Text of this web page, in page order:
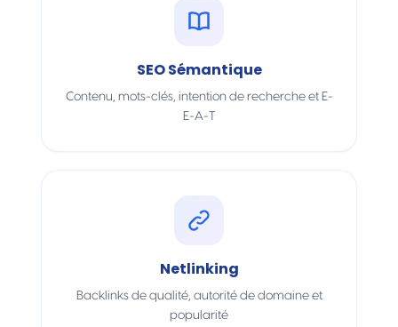
SEO Sémantique
Contenu, mots-clés, intention de recherche et E-
E-A-T
Netlinking
Backlinks de qualité, autorité de domaine et
popularité